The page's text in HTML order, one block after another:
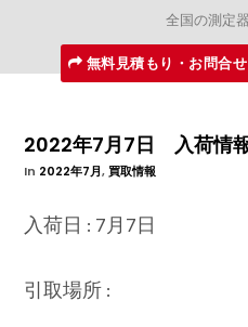
全国の測定
無料見積もり・お問合せ
2022年7月7日 入荷情
In 2022年7月,買取情報
入荷日 : 7月7日
引取場所 :